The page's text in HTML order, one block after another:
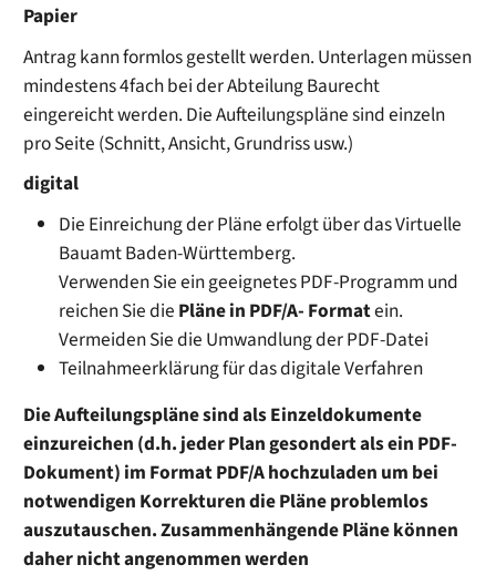
Papier
Antrag kann formlos gestellt werden. Unterlagen müssen
mindestens 4fach bei der Abteilung Baurecht
eingereicht werden. Die Aufteilungspläne sind einzeln
pro Seite (Schnitt, Ansicht, Grundriss usw.)
digital
Die Einreichung der Pläne erfolgt über das Virtuelle
Bauamt Baden-Württemberg.
Verwenden Sie ein geeignetes PDF-Programm und
reichen Sie die Pläne in PDF/A- Formatein.
Vermeiden Sie die Umwandlung der PDF-Datei
Teilnahmeerklärung für das digitale Verfahren
Die Aufteilungspläne sind als Einzeldokumente
einzureichen (d.h. jeder Plan gesondert als ein PDF-
Dokument) im Format PDF/A hochzuladen um bei
notwendigen Korrekturen die Pläne problemlos
auszutauschen. Zusammenhängende Pläne können
daher nicht angenommen werden